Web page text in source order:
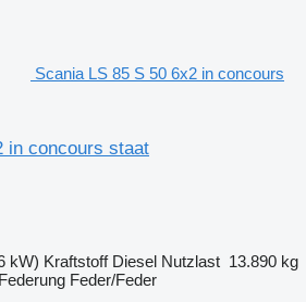
Scania LS 85 S 50 6x2 in concours
in concours staat
kW) Kraftstoff Diesel Nutzlast 13.890 kg
Federung Feder/Feder